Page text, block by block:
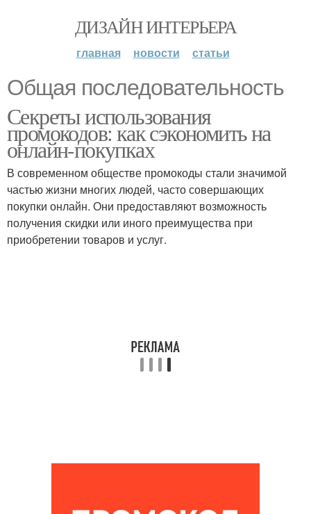
ДИЗАЙН ИНТЕРЬЕРА
главная новости статьи
Общая последовательность
Секреты использования
промокодов: как сэкономить на
онлайн-покупках
В современном обществе промокоды стали значимой
частью жизни многих людей, часто совершающих
покупки онлайн. Они предоставляют возможность
получения скидки или иного преимущества при
приобретении товаров и услуг.